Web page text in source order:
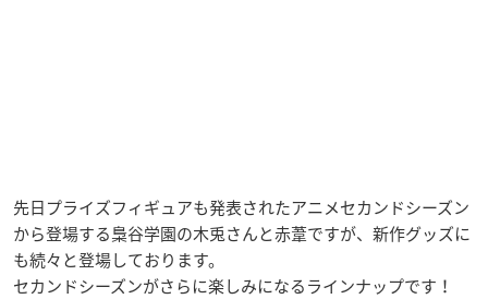
先日プライズフィギュアも発表されたアニメセカンドシーズン
から登場する梟谷学園の木兎さんと赤葦ですが、新作グッズに
も続々と登場しております。
セカンドシーズンがさらに楽しみになるラインナップです！